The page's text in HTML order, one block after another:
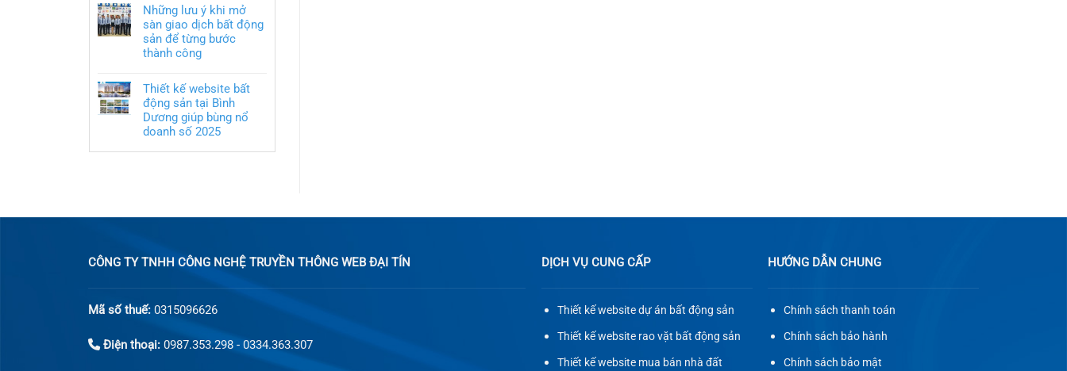
Những lưu ý khi mở
sàn giao dịch bất động
sản để từng bước
thành công
Thiết kế website bất
động sản tại Bình
Dương giúp bùng nổ
doanh số 2025
CÔNG TY TNHH CÔNG NGHỆ TRUYỀN THÔNG WEB ĐẠI TÍN
Mã số thuế:0315096626
Điện thoại:0987.353.298 - 0334.363.307
DỊCH VỤ CUNG CẤP
Thiết kế website dự án bất động sản
Thiết kế website rao vặt bất động sản
Thiết kế website mua bán nhà đất
HƯỚNG DẪN CHUNG
Chính sách thanh toán
Chính sách bảo hành
Chính sách bảo mật